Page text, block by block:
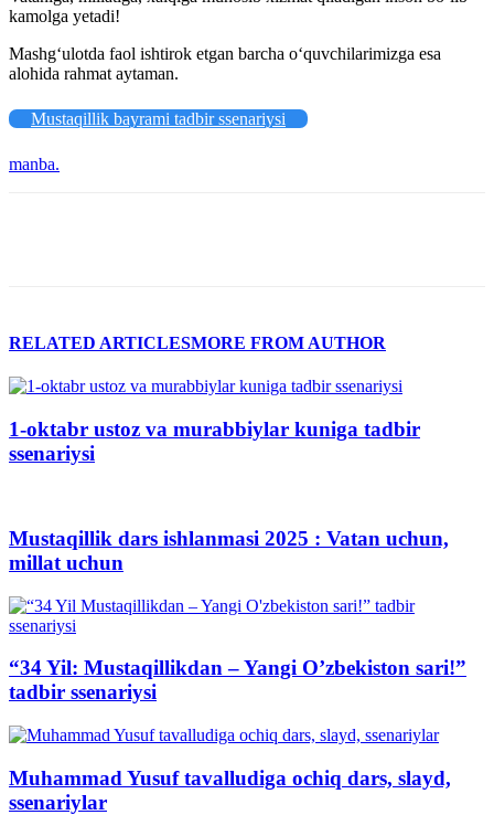
kamolga yetadi!
Mashgʻulotda faol ishtirok etgan barcha oʻquvchilarimizga esa
alohida rahmat aytaman.
Mustaqillik bayrami tadbir ssenariysi
manba.
RELATED ARTICLESMORE FROM AUTHOR
1-oktabr ustoz va murabbiylar kuniga tadbir
ssenariysi
Mustaqillik dars ishlanmasi 2025 : Vatan uchun,
millat uchun
“34 Yil: Mustaqillikdan – Yangi O’zbekiston sari!”
tadbir ssenariysi
Muhammad Yusuf tavalludiga ochiq dars, slayd,
ssenariylar